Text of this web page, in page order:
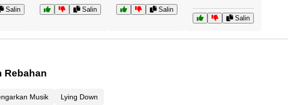
Salin Salin Salin
Salin
Rebahan
Musik Lying Down